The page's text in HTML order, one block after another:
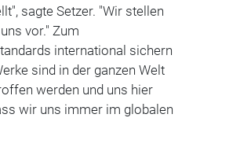
sagte Setzer. "Wir stellen
vor." Zum
international sichern
sind in der ganzen Welt
werden und uns hier
wir uns immer im globalen